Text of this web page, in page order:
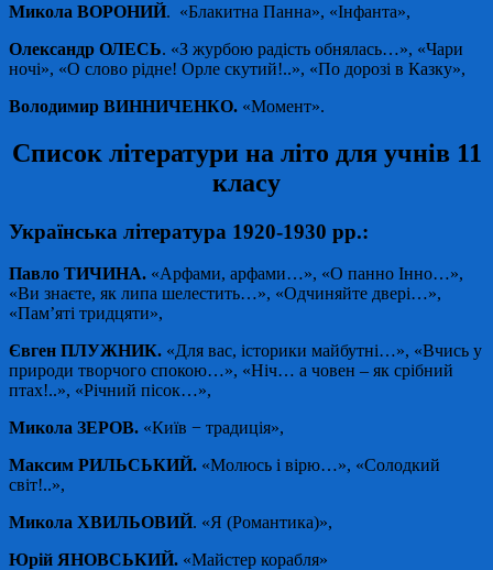
Микола ВОРОНИЙ. «Блакитна Панна», «Інфанта»,
Олександр ОЛЕСЬ. «З журбою радість обнялась…», «Чари
ночі», «О слово рідне! Орле скутий!..», «По дорозі в Казку»,
Володимир ВИННИЧЕНКО. «Момент».
Список літератури на літо для учнів 11
класу
Українська література 1920-1930 рр.:
Павло ТИЧИНА. «Арфами, арфами…», «О панно Інно…»,
«Ви знаєте, як липа шелестить…», «Одчиняйте двері…»,
«Пам’яті тридцяти»,
Євген ПЛУЖНИК. «Для вас, історики майбутні…», «Вчись у
природи творчого спокою…», «Ніч… а човен – як срібний
птах!..», «Річний пісок…»,
Микола ЗЕРОВ. «Київ − традиція»,
Максим РИЛЬСЬКИЙ. «Молюсь і вірю…», «Солодкий
світ!..»,
Микола ХВИЛЬОВИЙ. «Я (Романтика)»,
Юрій ЯНОВСЬКИЙ. «Майстер корабля»